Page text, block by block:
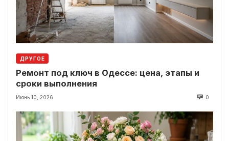
ДРУГОЕ
Ремонт под ключ в Одессе: цена, этапы и
сроки выполнения
Июнь 10, 2026 0